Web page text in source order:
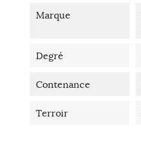
Marque
Degré
Contenance
Terroir